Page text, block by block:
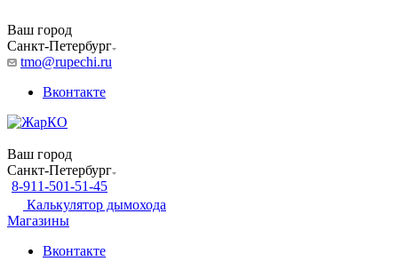
Ваш город
Санкт-Петербург
tmo@rupechi.ru
Вконтакте
Ваш город
Санкт-Петербург
8-911-501-51-45
Калькулятор дымохода
Магазины
Вконтакте